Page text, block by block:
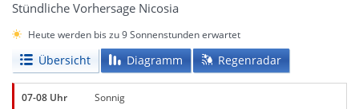
Stündliche Vorhersage Nicosia
Heute werden bis zu 9 Sonnenstunden erwartet
Übersicht Diagramm Regenradar
07-08 Uhr Sonnig